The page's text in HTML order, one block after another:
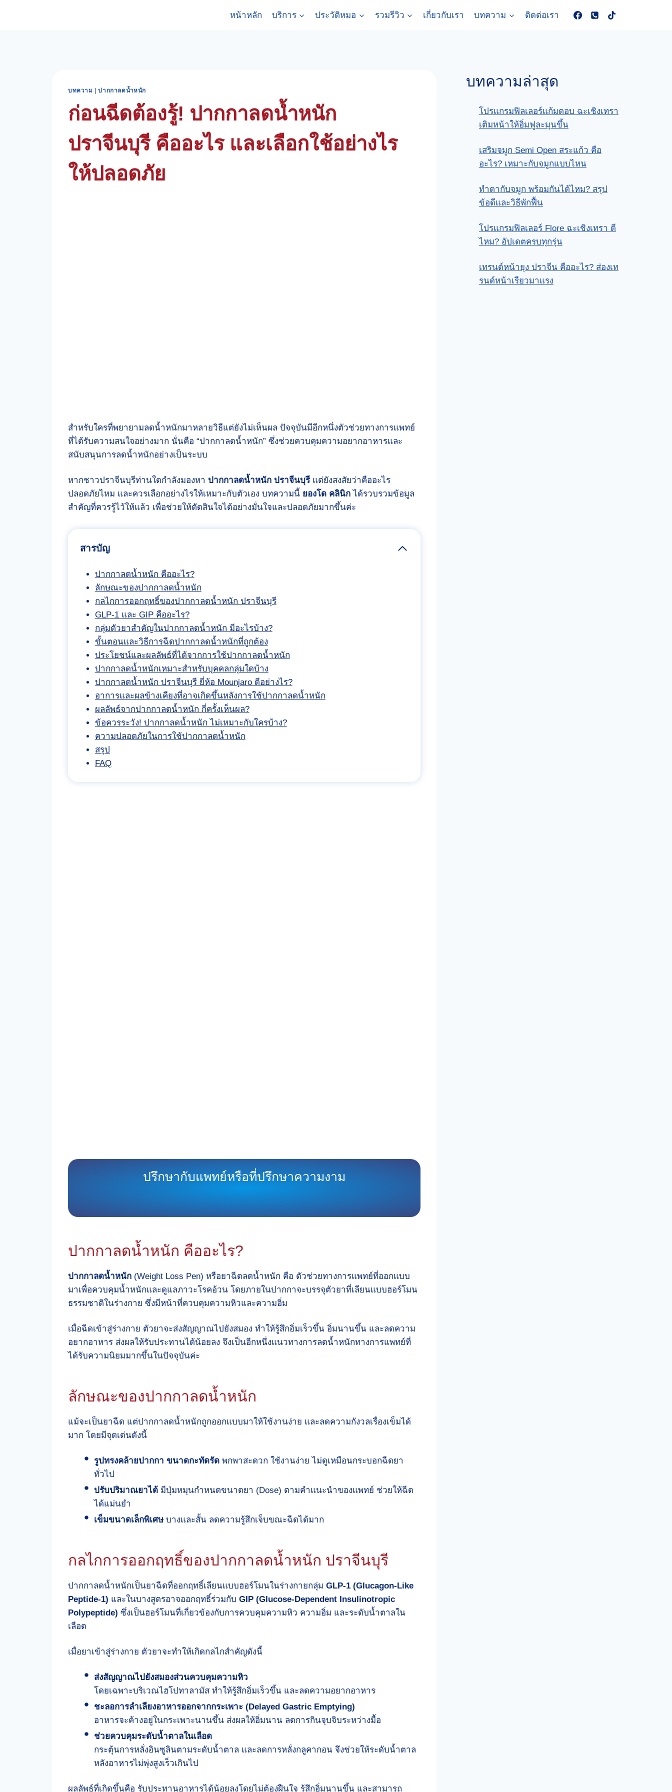
หน้าหลัก บริการ ประวัติหมอ รวมรีวิว เกี่ยวกับเรา บทความ ติดต่อเรา
บทความ |ปากกาลดน้ำหนัก
ก่อนฉีดต้องรู้! ปากกาลดน้ำหนัก
ปราจีนบุรี คืออะไร และเลือกใช้อย่างไร
ให้ปลอดภัย
สำหรับใครที่พยายามลดน้ำหนักมาหลายวิธีแต่ยังไม่เห็นผล ปัจจุบันมีอีกหนึ่งตัวช่วยทางการแพทย์
ที่ได้รับความสนใจอย่างมาก นั่นคือ “ปากกาลดน้ำหนัก” ซึ่งช่วยควบคุมความอยากอาหารและ
สนับสนุนการลดน้ำหนักอย่างเป็นระบบ
หากชาวปราจีนบุรีท่านใดกำลังมองหา ปากกาลดน้ำหนัก ปราจีนบุรีแต่ยังสงสัยว่าคืออะไร
ปลอดภัยไหม และควรเลือกอย่างไรให้เหมาะกับตัวเอง บทความนี้ ยองโด คลินิก ได้รวบรวมข้อมูล
สำคัญที่ควรรู้ไว้ให้แล้ว เพื่อช่วยให้ตัดสินใจได้อย่างมั่นใจและปลอดภัยมากขึ้นค่ะ
สารบัญ
ปากกาลดน้ำหนัก คืออะไร?
ลักษณะของปากกาลดน้ำหนัก
กลไกการออกฤทธิ์ของปากกาลดน้ำหนัก ปราจีนบุรี
GLP-1 และ GIP คืออะไร?
กลุ่มตัวยาสำคัญในปากกาลดน้ำหนัก มีอะไรบ้าง?
ขั้นตอนและวิธีการฉีดปากกาลดน้ำหนักที่ถูกต้อง
ประโยชน์และผลลัพธ์ที่ได้จากการใช้ปากกาลดน้ำหนัก
ปากกาลดน้ำหนักเหมาะสำหรับบุคคลกลุ่มใดบ้าง
ปากกาลดน้ำหนัก ปราจีนบุรี ยี่ห้อ Mounjaro ดีอย่างไร?
อาการและผลข้างเคียงที่อาจเกิดขึ้นหลังการใช้ปากกาลดน้ำหนัก
ผลลัพธ์จากปากกาลดน้ำหนัก กี่ครั้งเห็นผล?
ข้อควรระวัง! ปากกาลดน้ำหนัก ไม่เหมาะกับใครบ้าง?
ความปลอดภัยในการใช้ปากกาลดน้ำหนัก
สรุป
FAQ
ปรึกษากับแพทย์หรือที่ปรึกษาความงาม
ปากกาลดน้ำหนัก คืออะไร?
ปากกาลดน้ำหนัก (Weight Loss Pen) หรือยาฉีดลดน้ำหนัก คือ ตัวช่วยทางการแพทย์ที่ออกแบบ
มาเพื่อควบคุมน้ำหนักและดูแลภาวะโรคอ้วน โดยภายในปากกาจะบรรจุตัวยาที่เลียนแบบฮอร์โมน
ธรรมชาติในร่างกาย ซึ่งมีหน้าที่ควบคุมความหิวและความอิ่ม
เมื่อฉีดเข้าสู่ร่างกาย ตัวยาจะส่งสัญญาณไปยังสมอง ทำให้รู้สึกอิ่มเร็วขึ้น อิ่มนานขึ้น และลดความ
อยากอาหาร ส่งผลให้รับประทานได้น้อยลง จึงเป็นอีกหนึ่งแนวทางการลดน้ำหนักทางการแพทย์ที่
ได้รับความนิยมมากขึ้นในปัจจุบันค่ะ
ลักษณะของปากกาลดน้ำหนัก
แม้จะเป็นยาฉีด แต่ปากกาลดน้ำหนักถูกออกแบบมาให้ใช้งานง่าย และลดความกังวลเรื่องเข็มได้
มาก โดยมีจุดเด่นดังนี้
รูปทรงคล้ายปากกา ขนาดกะทัดรัด พกพาสะดวก ใช้งานง่าย ไม่ดูเหมือนกระบอกฉีดยา
ทั่วไป
ปรับปริมาณยาได้ มีปุ่มหมุนกำหนดขนาดยา (Dose) ตามคำแนะนำของแพทย์ ช่วยให้ฉีด
ได้แม่นยำ
เข็มขนาดเล็กพิเศษ บางและสั้น ลดความรู้สึกเจ็บขณะฉีดได้มาก
กลไกการออกฤทธิ์ของปากกาลดน้ำหนัก ปราจีนบุรี
ปากกาลดน้ำหนักเป็นยาฉีดที่ออกฤทธิ์เลียนแบบฮอร์โมนในร่างกายกลุ่ม GLP-1 (Glucagon-Like
Peptide-1) และในบางสูตรอาจออกฤทธิ์ร่วมกับ GIP (Glucose-Dependent Insulinotropic
Polypeptide) ซึ่งเป็นฮอร์โมนที่เกี่ยวข้องกับการควบคุมความหิว ความอิ่ม และระดับน้ำตาลใน
เลือด
เมื่อยาเข้าสู่ร่างกาย ตัวยาจะทำให้เกิดกลไกสำคัญดังนี้
ส่งสัญญาณไปยังสมองส่วนควบคุมความหิว
โดยเฉพาะบริเวณไฮโปทาลามัส ทำให้รู้สึกอิ่มเร็วขึ้น และลดความอยากอาหาร
ชะลอการลำเลียงอาหารออกจากกระเพาะ (Delayed Gastric Emptying)
อาหารจะค้างอยู่ในกระเพาะนานขึ้น ส่งผลให้อิ่มนาน ลดการกินจุบจิบระหว่างมื้อ
ช่วยควบคุมระดับน้ำตาลในเลือด
กระตุ้นการหลั่งอินซูลินตามระดับน้ำตาล และลดการหลั่งกลูคากอน จึงช่วยให้ระดับน้ำตาล
หลังอาหารไม่พุ่งสูงเร็วเกินไป
ผลลัพธ์ที่เกิดขึ้นคือ รับประทานอาหารได้น้อยลงโดยไม่ต้องฝืนใจ รู้สึกอิ่มนานขึ้น และสามารถ
บทความล่าสุด
โปรแกรมฟิลเลอร์แก้มตอบ ฉะเชิงเทรา
เติมหน้าให้อิ่มฟูละมุนขึ้น
เสริมจมูก Semi Open สระแก้ว คือ
อะไร? เหมาะกับจมูกแบบไหน
ทําตากับจมูก พร้อมกันได้ไหม? สรุป
ข้อดีและวิธีพักฟื้น
โปรแกรมฟิลเลอร์ Flore ฉะเชิงเทรา ดี
ไหม? อัปเดตครบทุกรุ่น
เทรนด์หน้ายุง ปราจีน คืออะไร? ส่องเท
รนด์หน้าเรียวมาแรง